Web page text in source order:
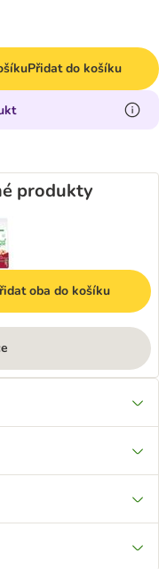
Přidat do košíku
produkty
oba do košíku